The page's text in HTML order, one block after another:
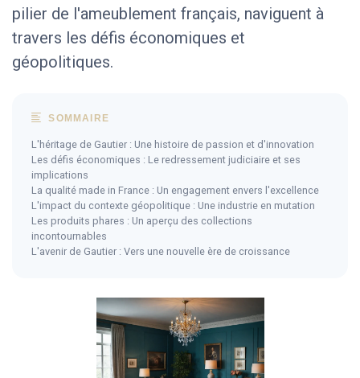
pilier de l'ameublement français, naviguent à
travers les défis économiques et
géopolitiques.
SOMMAIRE
L'héritage de Gautier : Une histoire de passion et d'innovation
Les défis économiques : Le redressement judiciaire et ses
implications
La qualité made in France : Un engagement envers l'excellence
L'impact du contexte géopolitique : Une industrie en mutation
Les produits phares : Un aperçu des collections
incontournables
L'avenir de Gautier : Vers une nouvelle ère de croissance